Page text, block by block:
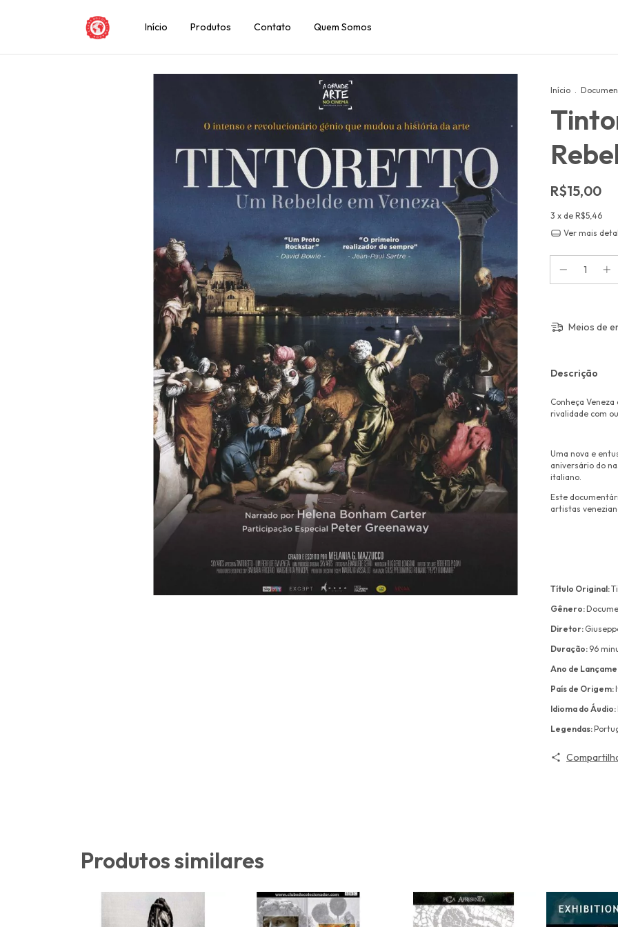
Início Produtos Contato Quem Somos
Início .
R$15,00
3 x de R$5,46
Ver mais
Meios de
Descrição
Conheça
rivalidade com
Uma nova e
aniversário do
italiano.
Este
artistas
Título Original:
Gênero:
Diretor:
Duração: 96
Ano de
País de Origem:
Idioma do Áudio:
Legendas:
Produtos similares